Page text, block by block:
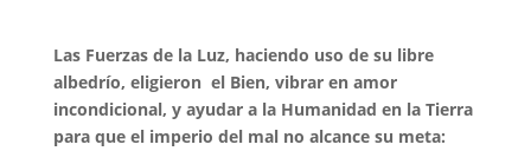
Las Fuerzas de la Luz, haciendo uso de su libre
albedrío, eligieron el Bien, vibrar en amor
incondicional, y ayudar a la Humanidad en la Tierra
para que el imperio del mal no alcance su meta: